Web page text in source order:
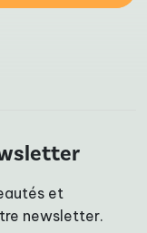
et
newsletter.